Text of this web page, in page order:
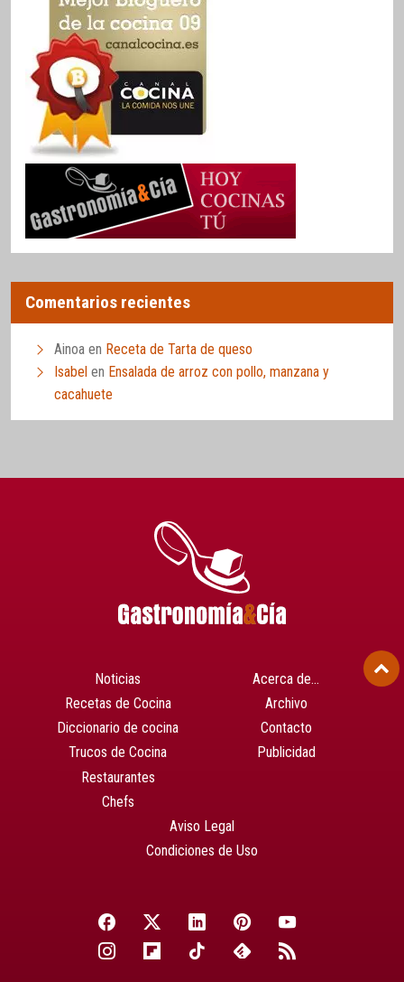
Comentarios recientes
Ainoa en Receta de Tarta de queso
Isabel en Ensalada de arroz con pollo, manzana y
cacahuete
Noticias
Recetas de Cocina
Diccionario de cocina
Trucos de Cocina
Restaurantes
Chefs
Acerca de…
Archivo
Contacto
Publicidad
Aviso Legal
Condiciones de Uso